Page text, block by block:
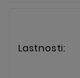
Lastnosti: